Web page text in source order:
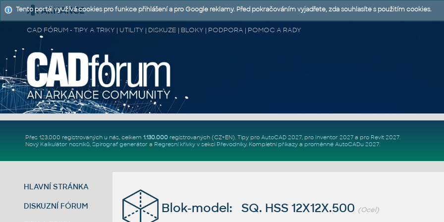
CAD FÓRUM - TIPY A TRIKY | UTILITY | DISKUZE | BLOKY | PODPORA | POMOC A RADY
Přes 123.000 registrovaných u nás, celkem 1.130.000registrovaných (CZ+EN). Tipy pro AutoCAD 2027, pro Inventor 2027a pro Revit 2027.
Nový Kalkulátor nosníků, Spirograf generátor a Regresní křivkyv sekci Převodníky. Kompletní příkazya proměnné AutoCADu 2027.
HLAVNÍ STRÁNKA
DISKUZNÍ FÓRUM Blok-model: SQ. HSS 12X12X.500 (Ocel)
Tento portál využívá cookies pro funkce přihlášení a pro Google reklamy. Před pokračováním vyjadřete, zda souhlasíte s použitím cookies.